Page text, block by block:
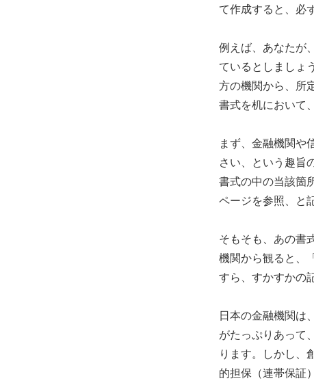
て作成すると、必
例えば、あなたが
ているとしましょ
方の機関から、所
書式を机において
まず、金融機関や
さい、という趣旨
書式の中の当該箇
ページを参照、と
そもそも、あの書
機関から観ると、
すら、すかすかの
日本の金融機関は
がたっぷりあって
ります。しかし、
的担保（連帯保証